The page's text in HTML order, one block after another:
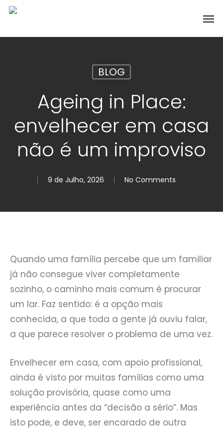
Skip
main
BLOG
Ageing in Place:
envelhecer em casa
não é um improviso
9 de Julho, 2026 No Comments
Quando uma família percebe que um familiar
já não consegue viver completamente
sozinho, o caminho mais comum é procurar
um lar. Faz sentido: é a opção mais
conhecida, a que toda a gente já ouviu falar,
a que parece resolver o problema de uma vez.
Envelhecer em casa, com apoio profissional,
ainda é visto por muitas famílias como uma
solução provisória, quase como uma
experiência antes da “decisão a sério”. Mas
isto pode, e deve, ser encarado de outra